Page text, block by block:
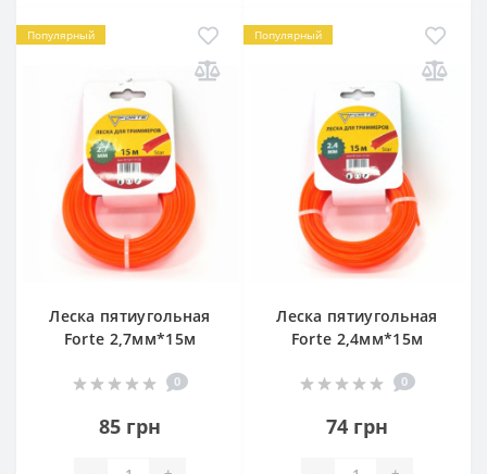
Популярный
Леска пятиугольная
Forte 2,7мм*15м
0
85 грн
Популярный
Леска пятиугольная
Forte 2,4мм*15м
0
74 грн